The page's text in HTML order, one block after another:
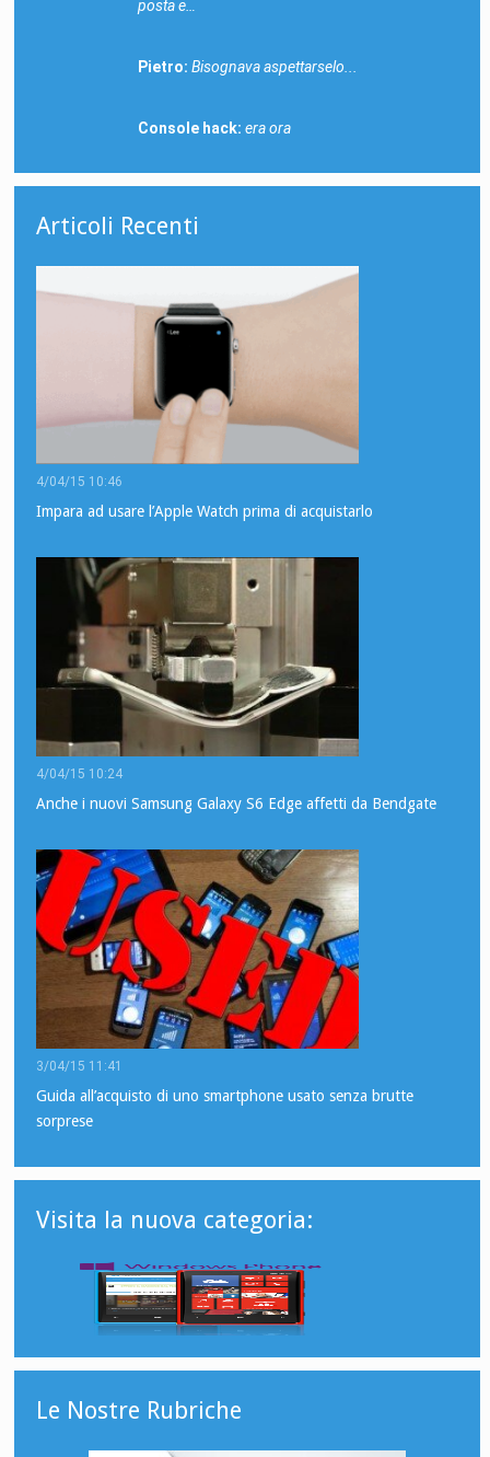
posta e…
Pietro: Bisognava aspettarselo...
Console hack: era ora
Articoli Recenti
4/04/15 10:46
Impara ad usare l’Apple Watch prima di acquistarlo
4/04/15 10:24
Anche i nuovi Samsung Galaxy S6 Edge affetti da Bendgate
3/04/15 11:41
Guida all’acquisto di uno smartphone usato senza brutte
sorprese
Visita la nuova categoria:
Le Nostre Rubriche